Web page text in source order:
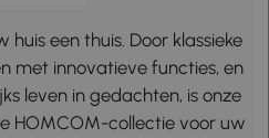
een thuis. Door klassieke
met innovatieve functies, en
leven in gedachten, is onze
HOMCOM-collectie voor uw